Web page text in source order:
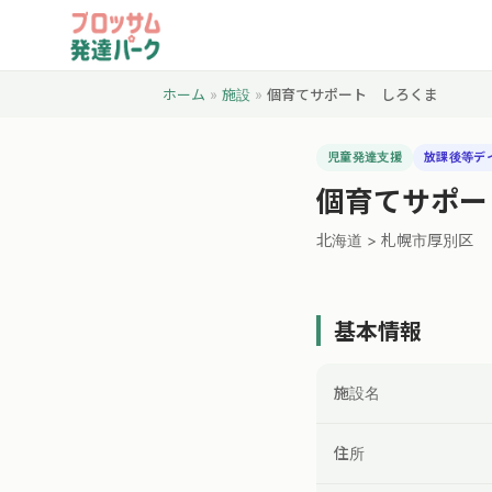
ホーム » 施設 » 個育てサポート しろくま
児童発達支援 放課後等デ
個育てサポ
北海道 > 札幌市厚別区
基本情報
施設名
住所